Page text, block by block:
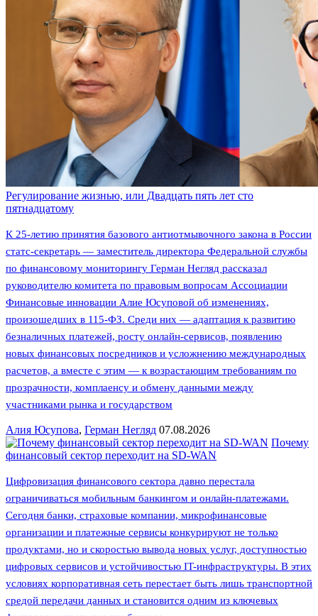
Регулирование жизнью, или Двадцать пять лет сто
пятнадцатому
К 25-летию принятия базового антиотмывочного закона в России
статс-секретарь — заместитель директора Федеральной службы
по финансовому мониторингу Герман Негляд рассказал
руководителю комитета по правовым вопросам Ассоциации
Финансовые инновации Алие Юсуповой об изменениях,
произошедших в 115-ФЗ. Среди них — адаптация к развитию
безналичных платежей, росту онлайн-сервисов, появлению
новых финансовых посредников и усложнению международных
расчетов, а вместе с этим — к возрастающим требованиям по
прозрачности, комплаенсу и обмену данными между
участниками рынка и государством
Алия Юсупова, Герман Негляд 07.08.2026
Почему
финансовый сектор переходит на SD-WAN
Цифровизация финансового сектора давно перестала
ограничиваться мобильным банкингом и онлайн-платежами.
Сегодня банки, страховые компании, микрофинансовые
организации и платежные сервисы конкурируют не только
продуктами, но и скоростью вывода новых услуг, доступностью
цифровых сервисов и устойчивостью IT-инфраструктуры. В этих
условиях корпоративная сеть перестает быть лишь транспортной
средой передачи данных и становится одним из ключевых